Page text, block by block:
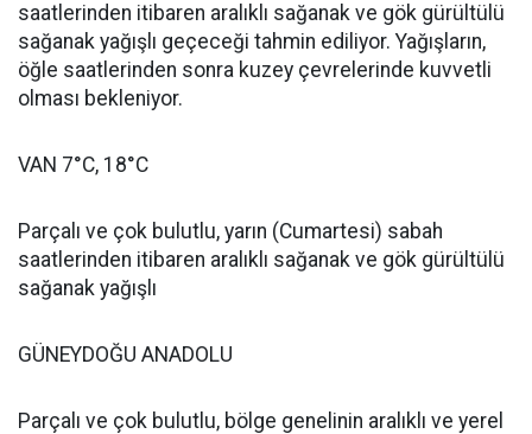
saatlerinden itibaren aralıklı sağanak ve gök gürültülü
sağanak yağışlı geçeceği tahmin ediliyor. Yağışların,
öğle saatlerinden sonra kuzey çevrelerinde kuvvetli
olması bekleniyor.
VAN 7°C, 18°C
Parçalı ve çok bulutlu, yarın (Cumartesi) sabah
saatlerinden itibaren aralıklı sağanak ve gök gürültülü
sağanak yağışlı
GÜNEYDOĞU ANADOLU
Parçalı ve çok bulutlu, bölge genelinin aralıklı ve yerel